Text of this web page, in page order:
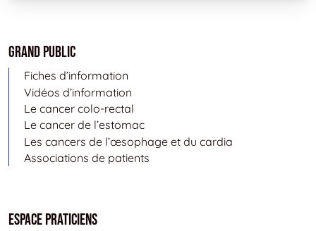
Grand public
Fiches d’information
Vidéos d’information
Le cancer colo-rectal
Le cancer de l’estomac
Les cancers de l’œsophage et du cardia
Associations de patients
Espace Praticiens